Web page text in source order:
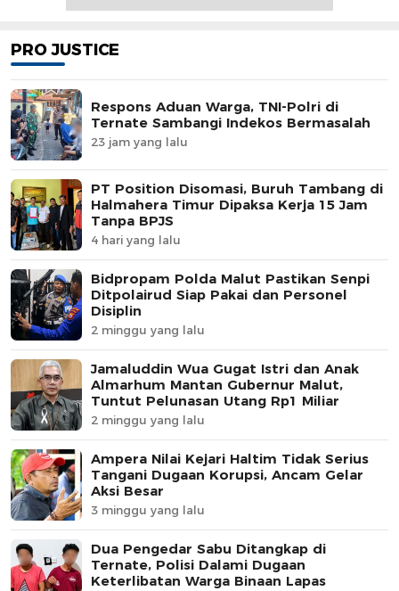
PRO JUSTICE
Respons Aduan Warga, TNI-Polri di
Ternate Sambangi Indekos Bermasalah
23 jam yang lalu
PT Position Disomasi, Buruh Tambang di
Halmahera Timur Dipaksa Kerja 15 Jam
Tanpa BPJS
4 hari yang lalu
Bidpropam Polda Malut Pastikan Senpi
Ditpolairud Siap Pakai dan Personel
Disiplin
2 minggu yang lalu
Jamaluddin Wua Gugat Istri dan Anak
Almarhum Mantan Gubernur Malut,
Tuntut Pelunasan Utang Rp1 Miliar
2 minggu yang lalu
Ampera Nilai Kejari Haltim Tidak Serius
Tangani Dugaan Korupsi, Ancam Gelar
Aksi Besar
3 minggu yang lalu
Dua Pengedar Sabu Ditangkap di
Ternate, Polisi Dalami Dugaan
Keterlibatan Warga Binaan Lapas